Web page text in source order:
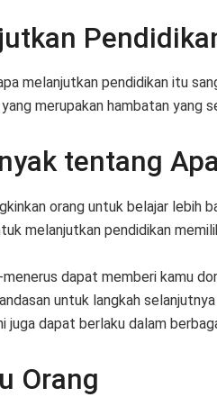
melanjutkan pendidikan itu
merupakan hambatan yang
tentang
orang untuk belajar lebih
melanjutkan pendidikan
dapat memberi kamu
untuk langkah
dapat berlaku dalam
Orang